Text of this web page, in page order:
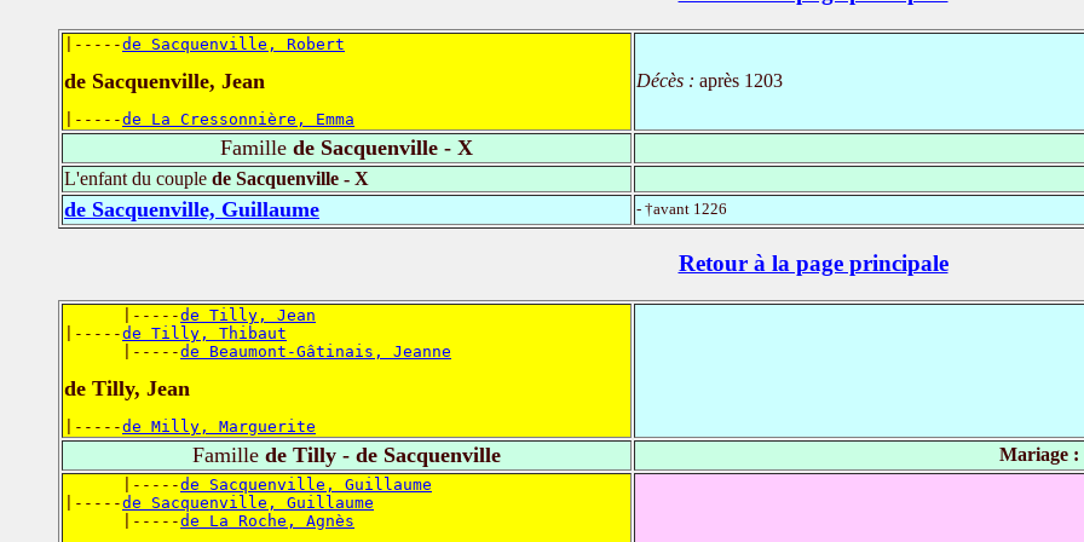
|-----de Sacquenville, Robert
de Sacquenville, Jean
|-----de La Cressonnière, Emma
Décès : après 1203
Famille de Sacquenville - X
L'enfant du couple de Sacquenville - X
de Sacquenville, Guillaume - †avant 1226
Retour à la page principale
      |-----
de Tilly, Jean
|-----de Tilly, Thibaut
      |-----
de Beaumont-Gâtinais, Jeanne
de Tilly, Jean
|-----de Milly, Marguerite
Famille de Tilly - de Sacquenville Mariage :
      |-----
de Sacquenville, Guillaume
|-----de Sacquenville, Guillaume
      |-----
de La Roche, Agnès